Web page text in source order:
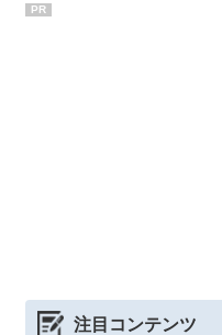
PR
注目コンテンツ